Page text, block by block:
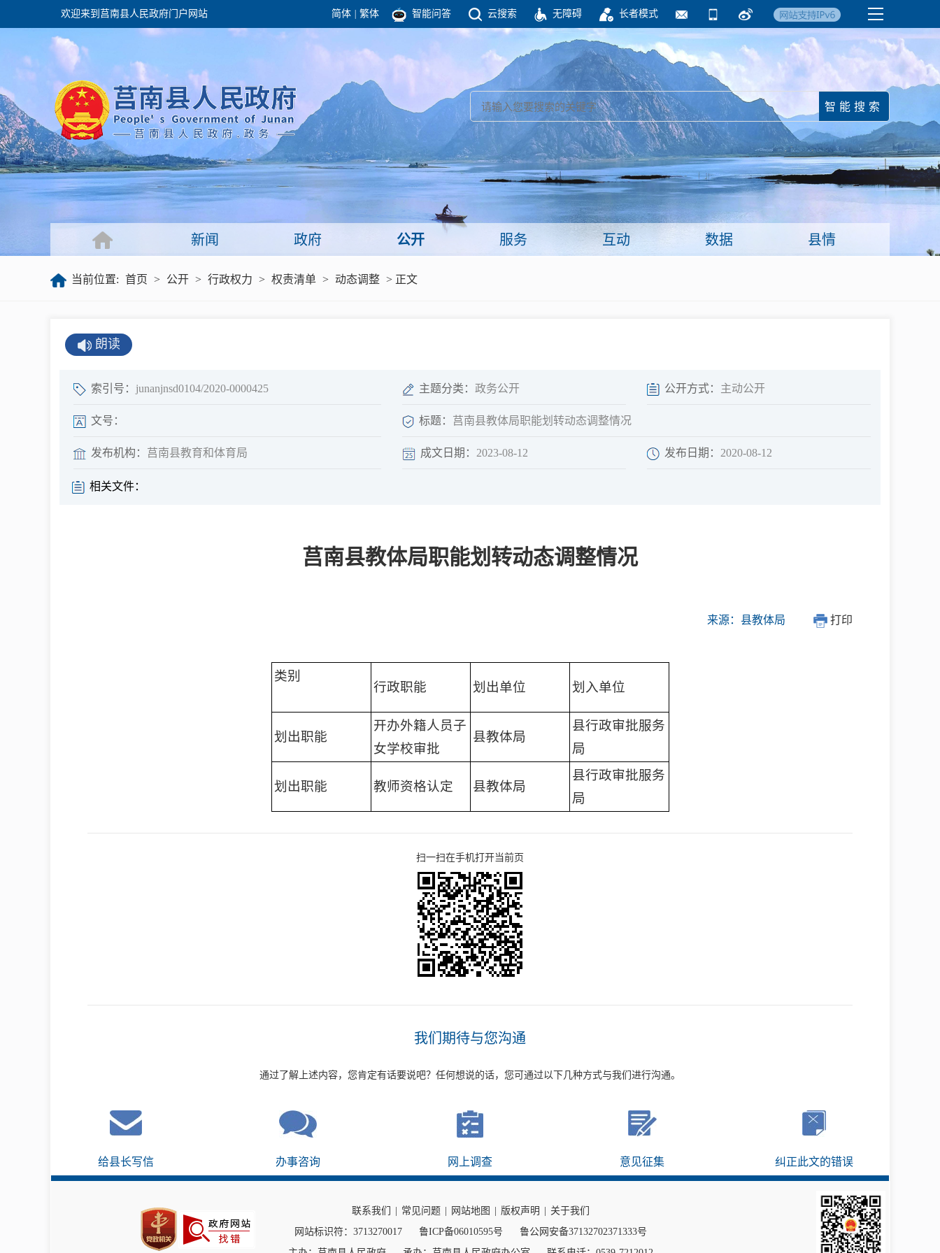
欢迎来到莒南县人民政府门户网站 简体 繁体 智能问答 云搜索 无障碍 长者模式
团结高效 理性法治 公开公平 友善和谐
领导之窗 政府机构
政府会议 政府公报
政府目录 政府数据
政府工作报告
新闻
政务要闻 国务院要闻
部门信息 镇街信息
视频新闻 临沂日报·莒南新
闻
公共企事业单位信 依申请公开
图说莒南 政府开放日 网上调查
新闻 政府 公开 服务 互动 数据 县情
当前位置: 首页 > 公开 > 行政权力 > 权责清单 > 动态调整 > 正文
朗读
索引号： junanjnsd0104/2020-0000425 主题分类： 政务公开 公开方式： 主动公开
文号： 标题： 莒南县教体局职能划转动态调整情况
发布机构： 莒南县教育和体育局 成文日期： 2023-08-12 发布日期： 2020-08-12
相关文件：
莒南县教体局职能划转动态调整情况
来源：县教体局 打印
类别
行政职能 划出单位 划入单位
划出职能
开办外籍人员子
女学校审批
县教体局
县行政审批服务
局
划出职能 教师资格认定 县教体局
县行政审批服务
局
扫一扫在手机打开当前页
我们期待与您沟通
通过了解上述内容，您肯定有话要说吧？任何想说的话，您可通过以下几种方式与我们进行沟通。
给县长写信 办事咨询 网上调查 意见征集 纠正此文的错误
联系我们 常见问题 网站地图 版权声明
关于我们
网站标识符：3713270017
鲁ICP备06010595号
鲁公网安备37132702371333号